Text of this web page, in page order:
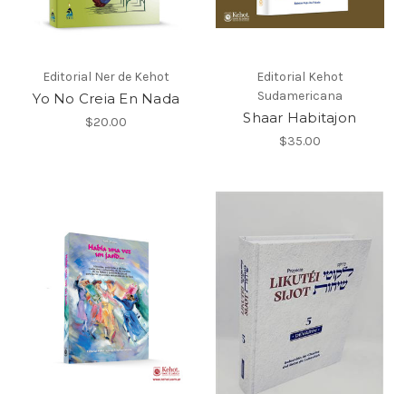
Editorial Ner de Kehot
Yo No Creia En Nada
$20.00
Editorial Kehot
Sudamericana
Shaar Habitajon
$35.00